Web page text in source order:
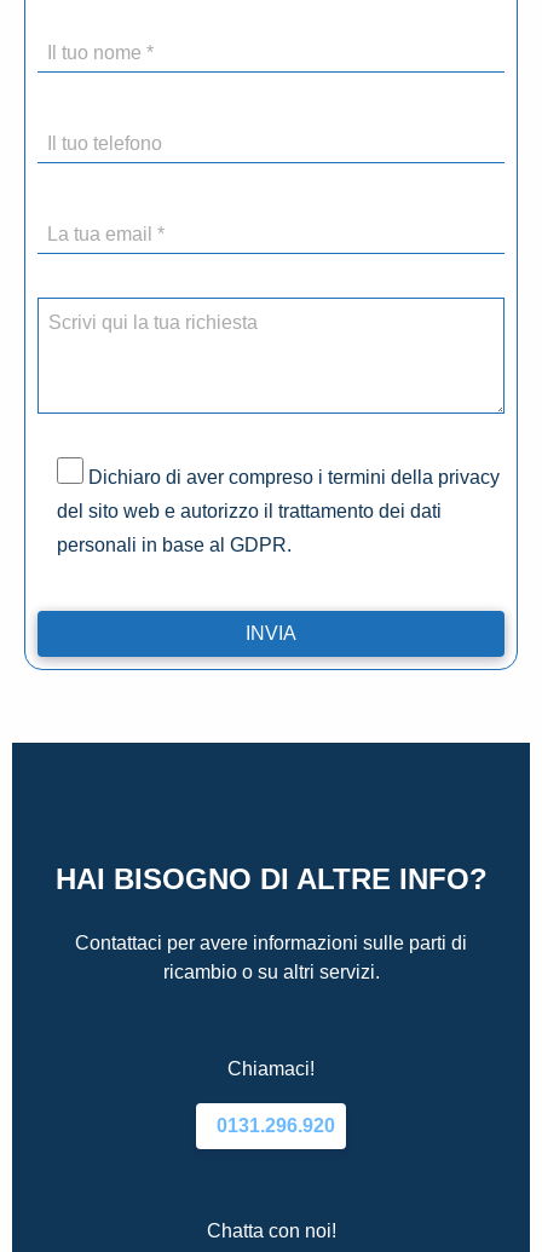
Dichiaro di aver compreso i termini della privacy
del sito web e autorizzo il trattamento dei dati
personali in base al GDPR.
HAI BISOGNO DI ALTRE INFO?
Contattaci per avere informazioni sulle parti di
ricambio o su altri servizi.
Chiamaci!
0131.296.920
Chatta con noi!